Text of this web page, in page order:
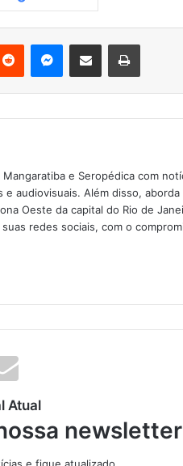
e Seropédica com
audiovisuais. Além disso, aborda
Oeste da capital do Rio de
redes sociais, com o
Atual
newsletter